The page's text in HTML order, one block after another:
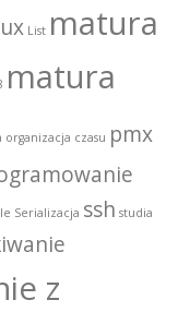
List matura
matura
organizacja czasu pmx
Serializacja ssh studia
z